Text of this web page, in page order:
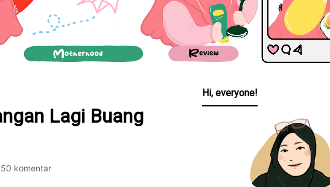
Lagi Buang
50 komentar
Hi, everyone!